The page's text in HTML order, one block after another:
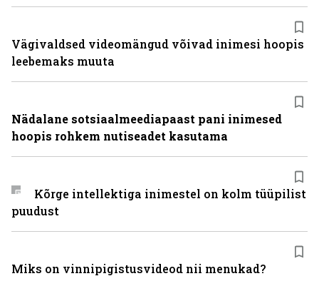
Vägivaldsed videomängud võivad inimesi hoopis
leebemaks muuta
Nädalane sotsiaalmeediapaast pani inimesed
hoopis rohkem nutiseadet kasutama
Kõrge intellektiga inimestel on kolm tüüpilist
puudust
Miks on vinni­pigistusvideod nii menukad?